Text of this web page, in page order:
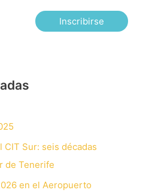
Inscribirse
CIT Sur: seis décadas
de Tenerife
en el Aeropuerto